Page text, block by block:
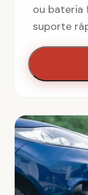
ou bateria
suporte